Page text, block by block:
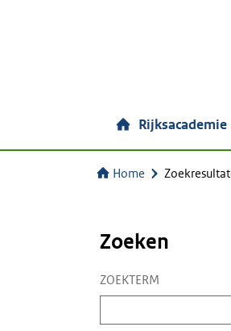
Rijksacademie
Home
Zoeken
ZOEKTERM